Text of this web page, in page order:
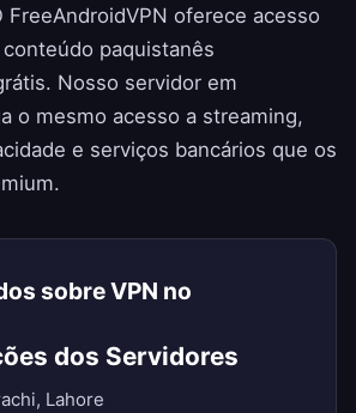
FreeAndroidVPN oferece acesso
paquistanês
Nosso servidor em
o mesmo acesso a streaming,
e serviços bancários que os
sobre VPN no
dos Servidores
Lahore